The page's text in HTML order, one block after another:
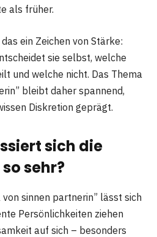
als früher.
ein Zeichen von Stärke:
sie selbst, welche
und welche nicht. Das Thema
bleibt daher spannend,
Diskretion geprägt.
sich die
sehr?
sinnen partnerin” lässt sich
Persönlichkeiten ziehen
auf sich – besonders